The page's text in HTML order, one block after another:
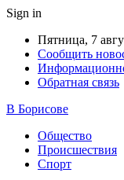
Sign in
Пятница, 7
Сообщить
Обратная связь
В Борисове
Общество
Происшествия
Спорт